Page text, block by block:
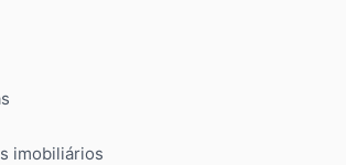
imobiliários